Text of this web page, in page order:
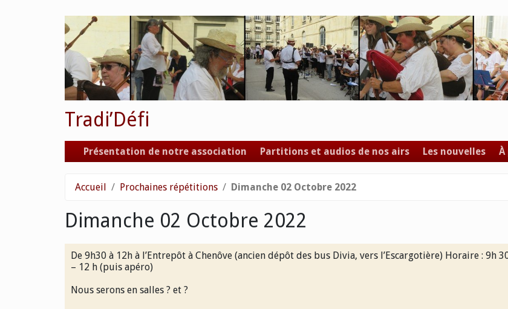
Tradi’Défi
Présentation de notre association Partitions et audios de nos airs Les nouvelles
Accueil Prochaines répétitions Dimanche 02 Octobre 2022
Dimanche 02 Octobre 2022
De 9h30 à 12h à l’Entrepôt à Chenôve (ancien dépôt des bus Divia, vers l’Escargotière) Horaire : 9h
– 12 h (puis apéro)
Nous serons en salles ? et ?